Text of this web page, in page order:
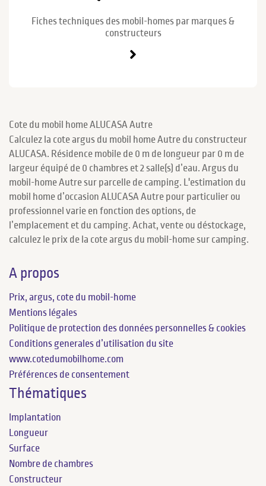
Fiches techniques des mobil-homes par marques &
constructeurs
Cote du mobil home ALUCASA Autre
Calculez la cote argus du mobil home Autre du constructeur
ALUCASA. Résidence mobile de 0 m de longueur par 0 m de
largeur équipé de 0 chambres et 2 salle(s) d’eau. Argus du
mobil-home Autre sur parcelle de camping. L'estimation du
mobil home d’occasion ALUCASA Autre pour particulier ou
professionnel varie en fonction des options, de
l’emplacement et du camping. Achat, vente ou déstockage,
calculez le prix de la cote argus du mobil-home sur camping.
A propos
Prix, argus, cote du mobil-home
Mentions légales
Politique de protection des données personnelles & cookies
Conditions generales d’utilisation du site
www.cotedumobilhome.com
Préférences de consentement
Thématiques
Implantation
Longueur
Surface
Nombre de chambres
Constructeur